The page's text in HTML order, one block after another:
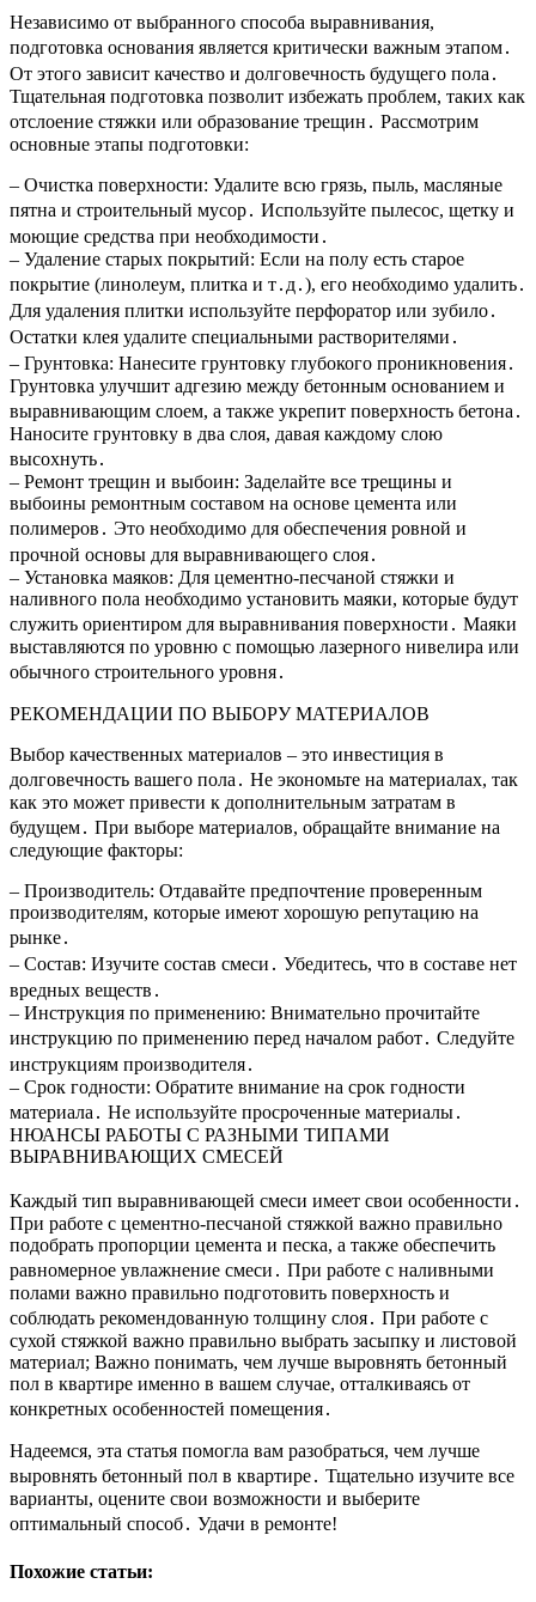
Независимо от выбранного способа выравнивания,
подготовка основания является критически важным этапом․
От этого зависит качество и долговечность будущего пола․
Тщательная подготовка позволит избежать проблем, таких как
отслоение стяжки или образование трещин․ Рассмотрим
основные этапы подготовки:
– Очистка поверхности: Удалите всю грязь, пыль, масляные
пятна и строительный мусор․ Используйте пылесос, щетку и
моющие средства при необходимости․
– Удаление старых покрытий: Если на полу есть старое
покрытие (линолеум, плитка и т․д․), его необходимо удалить․
Для удаления плитки используйте перфоратор или зубило․
Остатки клея удалите специальными растворителями․
– Грунтовка: Нанесите грунтовку глубокого проникновения․
Грунтовка улучшит адгезию между бетонным основанием и
выравнивающим слоем, а также укрепит поверхность бетона․
Наносите грунтовку в два слоя, давая каждому слою
высохнуть․
– Ремонт трещин и выбоин: Заделайте все трещины и
выбоины ремонтным составом на основе цемента или
полимеров․ Это необходимо для обеспечения ровной и
прочной основы для выравнивающего слоя․
– Установка маяков: Для цементно-песчаной стяжки и
наливного пола необходимо установить маяки, которые будут
служить ориентиром для выравнивания поверхности․ Маяки
выставляются по уровню с помощью лазерного нивелира или
обычного строительного уровня․
РЕКОМЕНДАЦИИ ПО ВЫБОРУ МАТЕРИАЛОВ
Выбор качественных материалов – это инвестиция в
долговечность вашего пола․ Не экономьте на материалах, так
как это может привести к дополнительным затратам в
будущем․ При выборе материалов, обращайте внимание на
следующие факторы:
– Производитель: Отдавайте предпочтение проверенным
производителям, которые имеют хорошую репутацию на
рынке․
– Состав: Изучите состав смеси․ Убедитесь, что в составе нет
вредных веществ․
– Инструкция по применению: Внимательно прочитайте
инструкцию по применению перед началом работ․ Следуйте
инструкциям производителя․
– Срок годности: Обратите внимание на срок годности
материала․ Не используйте просроченные материалы․
НЮАНСЫ РАБОТЫ С РАЗНЫМИ ТИПАМИ
ВЫРАВНИВАЮЩИХ СМЕСЕЙ
Каждый тип выравнивающей смеси имеет свои особенности․
При работе с цементно-песчаной стяжкой важно правильно
подобрать пропорции цемента и песка, а также обеспечить
равномерное увлажнение смеси․ При работе с наливными
полами важно правильно подготовить поверхность и
соблюдать рекомендованную толщину слоя․ При работе с
сухой стяжкой важно правильно выбрать засыпку и листовой
материал; Важно понимать, чем лучше выровнять бетонный
пол в квартире именно в вашем случае, отталкиваясь от
конкретных особенностей помещения․
Надеемся, эта статья помогла вам разобраться, чем лучше
выровнять бетонный пол в квартире․ Тщательно изучите все
варианты, оцените свои возможности и выберите
оптимальный способ․ Удачи в ремонте!
Похожие статьи: